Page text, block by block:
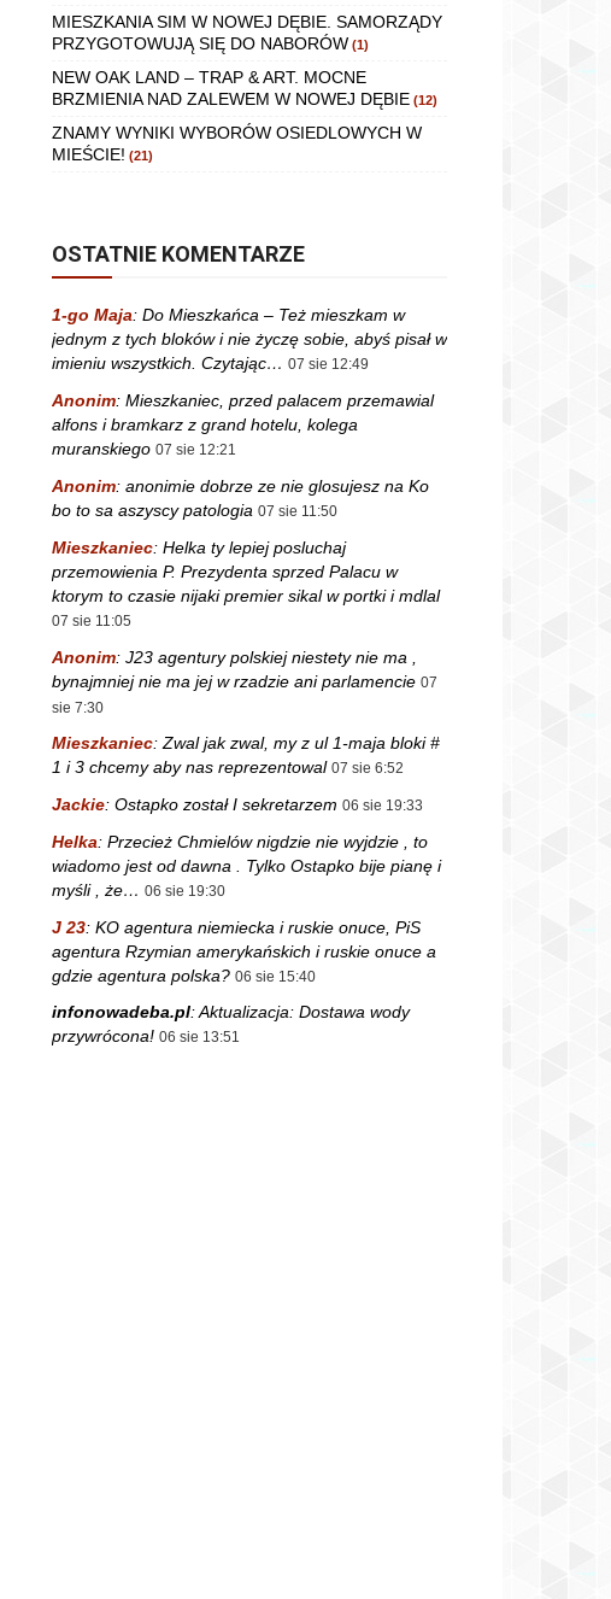
MIESZKANIA SIM W NOWEJ DĘBIE. SAMORZĄDY
PRZYGOTOWUJĄ SIĘ DO NABORÓW (1)
NEW OAK LAND – TRAP & ART. MOCNE
BRZMIENIA NAD ZALEWEM W NOWEJ DĘBIE (12)
ZNAMY WYNIKI WYBORÓW OSIEDLOWYCH W
MIEŚCIE! (21)
OSTATNIE KOMENTARZE
1-go Maja: Do Mieszkańca – Też mieszkam w
jednym z tych bloków i nie życzę sobie, abyś pisał w
imieniu wszystkich. Czytając… 07 sie 12:49
Anonim: Mieszkaniec, przed palacem przemawial
alfons i bramkarz z grand hotelu, kolega
muranskiego 07 sie 12:21
Anonim: anonimie dobrze ze nie glosujesz na Ko
bo to sa aszyscy patologia 07 sie 11:50
Mieszkaniec: Helka ty lepiej posluchaj
przemowienia P. Prezydenta sprzed Palacu w
ktorym to czasie nijaki premier sikal w portki i mdlal
07 sie 11:05
Anonim: J23 agentury polskiej niestety nie ma ,
bynajmniej nie ma jej w rzadzie ani parlamencie 07
sie 7:30
Mieszkaniec:Zwal jak zwal, my z ul 1-maja bloki #
1 i 3 chcemy aby nas reprezentowal 07 sie 6:52
Jackie: Ostapko został I sekretarzem 06 sie 19:33
Helka: Przecież Chmielów nigdzie nie wyjdzie , to
wiadomo jest od dawna . Tylko Ostapko bije pianę i
myśli , że… 06 sie 19:30
J 23: KO agentura niemiecka i ruskie onuce, PiS
agentura Rzymian amerykańskich i ruskie onuce a
gdzie agentura polska? 06 sie 15:40
infonowadeba.pl:Aktualizacja: Dostawa wody
przywrócona! 06 sie 13:51